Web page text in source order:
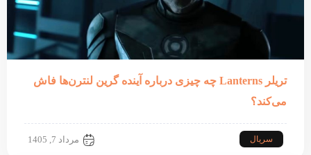
تریلر Lanterns چه چیزی درباره آینده گرین لنترن‌ها فاش
می‌کند؟
سریال مرداد 7, 1405